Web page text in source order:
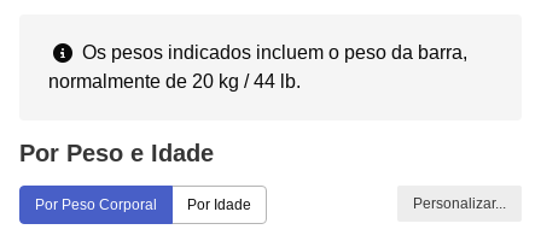
Os pesos indicados incluem o peso da barra,
normalmente de 20 kg / 44 lb.
Por Peso e Idade
Por Peso Corporal Por Idade Personalizar...